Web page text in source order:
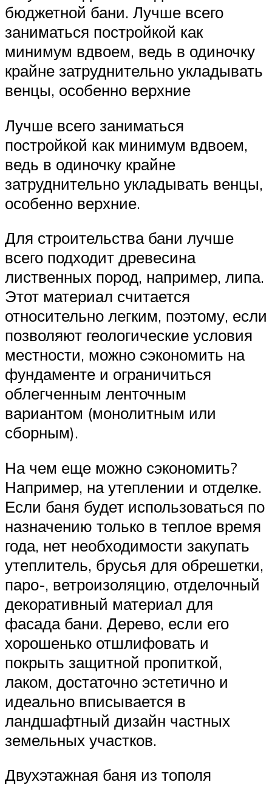
бюджетной бани. Лучше всего
заниматься постройкой как
минимум вдвоем, ведь в одиночку
крайне затруднительно укладывать
венцы, особенно верхние
Лучше всего заниматься
постройкой как минимум вдвоем,
ведь в одиночку крайне
затруднительно укладывать венцы,
особенно верхние.
Для строительства бани лучше
всего подходит древесина
лиственных пород, например, липа.
Этот материал считается
относительно легким, поэтому, если
позволяют геологические условия
местности, можно сэкономить на
фундаменте и ограничиться
облегченным ленточным
вариантом (монолитным или
сборным).
На чем еще можно сэкономить?
Например, на утеплении и отделке.
Если баня будет использоваться по
назначению только в теплое время
года, нет необходимости закупать
утеплитель, брусья для обрешетки,
паро-, ветроизоляцию, отделочный
декоративный материал для
фасада бани. Дерево, если его
хорошенько отшлифовать и
покрыть защитной пропиткой,
лаком, достаточно эстетично и
идеально вписывается в
ландшафтный дизайн частных
земельных участков.
Двухэтажная баня из тополя